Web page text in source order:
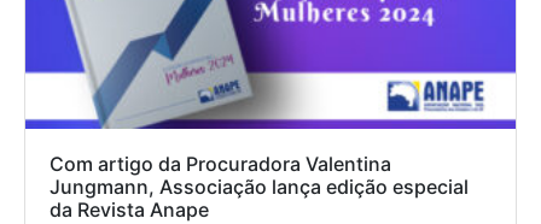
Com artigo da Procuradora Valentina
Jungmann, Associação lança edição especial
da Revista Anape